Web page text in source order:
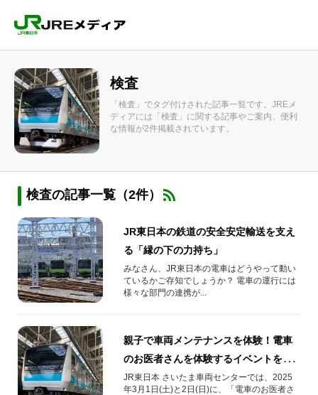
検査
「検査」でタグ付けされた記事一覧です。JREメ
ディアには「検査」に関する記事やご案内、便利
な情報が2件掲載されています。
検査の記事一覧（2件）
JR東日本の鉄道の安全安定輸送を支え
る「縁の下の力持ち」
みなさん、JR東日本の電車はどうやって動い
ているかご存知でしょうか？ 電車の運行には
様々な部門の連携が...
親子で車両メンテナンスを体験！電車
のお医者さんを体験するイベントを
2025年3月1日(土)･3月2日(日)開催！
JR東日本 さいたま車両センターでは、2025
年3月1日(土)と2日(日)に、「電車のお医者さ